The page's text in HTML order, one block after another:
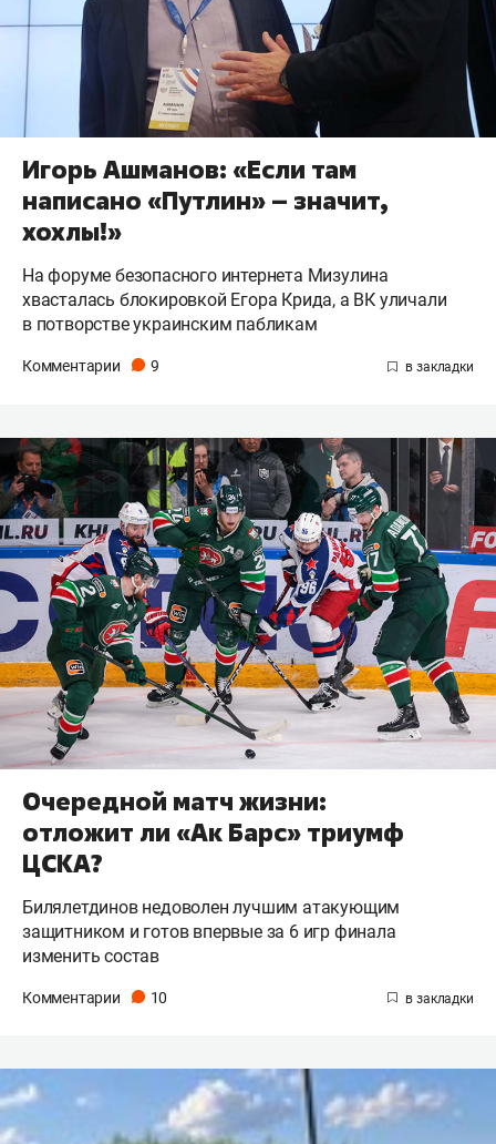
Игорь Ашманов: «Если там
написано «Путлин» – значит,
хохлы!»
На форуме безопасного интернета Мизулина
хвасталась блокировкой Егора Крида, а ВК уличали
в потворстве украинским пабликам
Комментарии 9
Очередной матч жизни:
отложит ли «Ак Барс» триумф
ЦСКА?
Билялетдинов недоволен лучшим атакующим
защитником и готов впервые за 6 игр финала
изменить состав
Комментарии 10